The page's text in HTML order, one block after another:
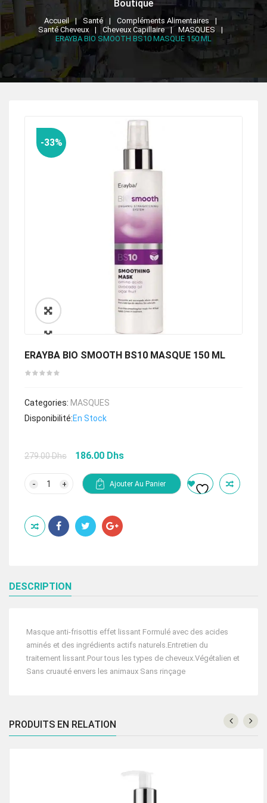
Boutique
Accueil Santé
Compléments Alimentaires
Santé Cheveux
Cheveux Capillaire
MASQUES
ERAYBA BIO SMOOTH BS10 MASQUE 150 ML
🔍
-33%
ERAYBA BIO SMOOTH BS10 MASQUE 150 ML
Categories: MASQUES
Disponibilité:En Stock
279.00Dhs
Le
initial
était :
186.00 Dhs
est :
SMOOTH
BS10
MASQUE
Ajouter Au Panier
DESCRIPTION
Masque anti-frisottis effet lissant Formulé avec des acides
aminés et des ingrédients actifs naturels.Entretien du
traitement lissant.Pour tous les types de cheveux.Végétalien et
Sans cruauté envers les animaux Sans rinçage
PRODUITS EN RELATION